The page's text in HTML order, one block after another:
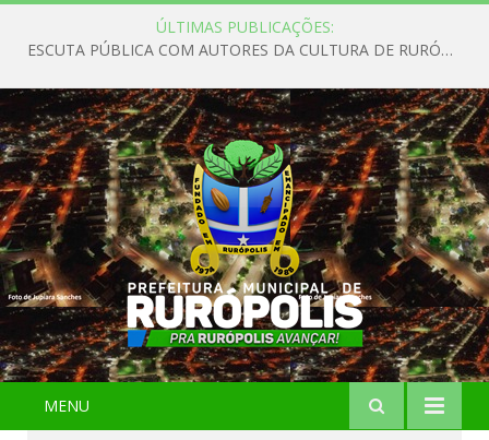
ÚLTIMAS PUBLICAÇÕES:
ESCUTA PÚBLICA COM AUTORES DA CULTURA DE RURÓPOLIS
MENU